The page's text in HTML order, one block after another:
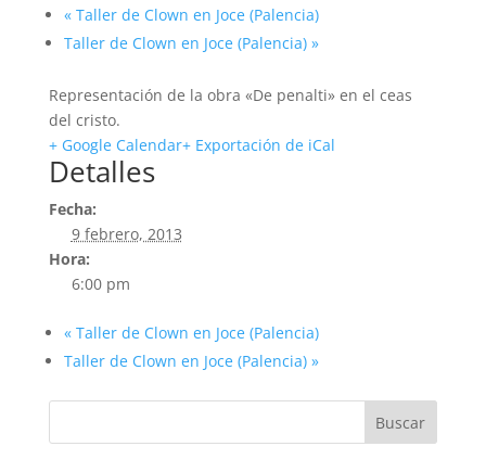
«Taller de Clown en Joce (Palencia)
Taller de Clown en Joce (Palencia) »
Representación de la obra «De penalti» en el ceas
del cristo.
+ Google Calendar+ Exportación de iCal
Detalles
Fecha:
9 febrero, 2013
Hora:
6:00 pm
«Taller de Clown en Joce (Palencia)
Taller de Clown en Joce (Palencia) »